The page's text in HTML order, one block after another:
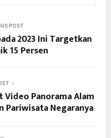
POST
2023 Ini Targetkan
15 Persen
Panorama Alam
Pariwisata Negaranya